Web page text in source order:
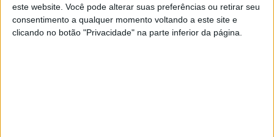
este website. Você pode alterar suas preferências ou retirar seu
consentimento a qualquer momento voltando a este site e
clicando no botão "Privacidade" na parte inferior da página.
A rádio
como você gosta